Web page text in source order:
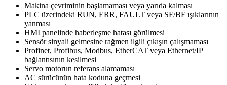
Makina çevriminin başlamaması veya yarıda kalması
PLC üzerindeki RUN, ERR, FAULT veya SF/BF ışıklarının
yanması
HMI panelinde haberleşme hatası görülmesi
Sensör sinyali gelmesine rağmen ilgili çıkışın çalışmaması
Profinet, Profibus, Modbus, EtherCAT veya Ethernet/IP
bağlantısının kesilmesi
Servo motorun referans alamaması
AC sürücünün hata koduna geçmesi